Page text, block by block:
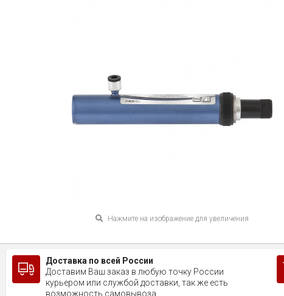
Нажмите на изображение для увеличения
Доставка по всей России
Доставим Ваш заказ в любую точку России
курьером или службой доставки, так же есть
возможность самовывоза